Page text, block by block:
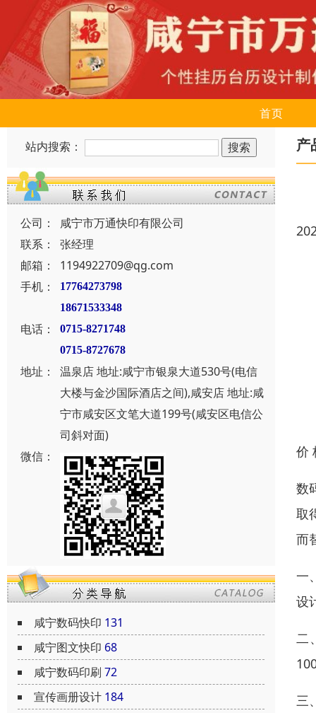
首页
站内搜索：
公司：
咸宁市万通快印有限公司
联系：
张经理
邮箱：
1194922709@qg.com
手机：
17764273798
18671533348
电话：
0715-8271748
0715-8727678
地址：
温泉店 地址:咸宁市银泉大道530号(电信
大楼与金沙国际酒店之间),咸安店 地址:咸
宁市咸安区文笔大道199号(咸安区电信公
司斜对面)
微信：
咸宁数码快印 131
咸宁图文快印 68
咸宁数码印刷 72
宣传画册设计 184
产
价
数
取
而
一
设
二
三